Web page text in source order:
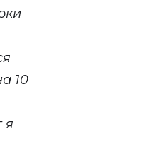
10
я